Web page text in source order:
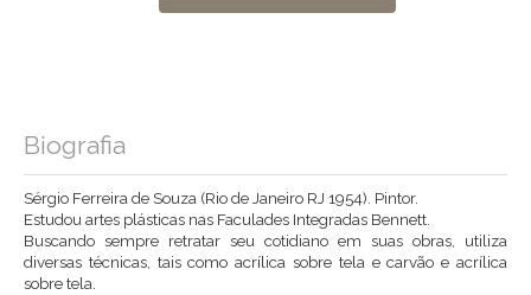
Biografia
Sérgio Ferreira de Souza (Rio de Janeiro RJ 1954). Pintor.
Estudou artes plásticas nas Faculades Integradas Bennett.
Buscando sempre retratar seu cotidiano em suas obras, utiliza
diversas técnicas, tais como acrílica sobre tela e carvão e acrílica
sobre tela.